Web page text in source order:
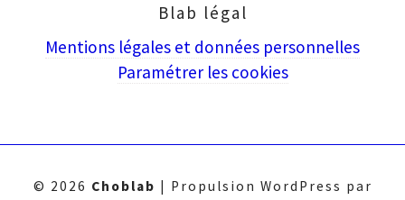
Blab légal
Mentions légales et données personnelles
Paramétrer les cookies
© 2026 Choblab Propulsion WordPress par